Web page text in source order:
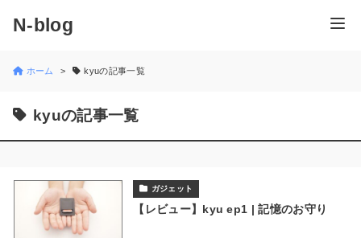
N-blog
ホーム kyuの記事一覧
kyuの記事一覧
ガジェット
【レビュー】kyu ep1 | 記憶のお守り